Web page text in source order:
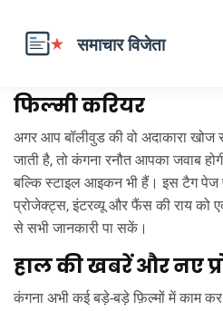
फिल्मी करियर
अगर आप बॉलीवुड की वो अदाकारा खोज
जाती है, तो कंगना रनौत आपका जवाब
बल्कि स्टाइल आइकन भी हैं। इस टैग पेज
प्रोजेक्ट्स, इंटरव्यू और फैंस की राय को
से सभी जानकारी पा सकें।
हाल की खबरें और नए
कंगना अभी कई बड़े‑बड़े फ़िल्मों में काम